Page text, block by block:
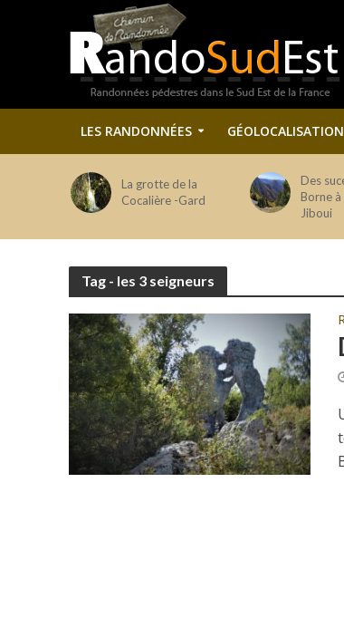
LES RANDONNÉES
La grotte de la
Cocalière -Gard
Des
Borne
Jiboui
Tag - les 3 seigneurs